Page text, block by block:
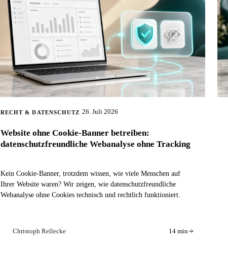
RECHT & DATENSCHUTZ 26. Juli 2026
Website ohne Cookie-Banner betreiben:
datenschutzfreundliche Webanalyse ohne Tracking
Kein Cookie-Banner, trotzdem wissen, wie viele Menschen auf
Ihrer Website waren? Wir zeigen, wie datenschutzfreundliche
Webanalyse ohne Cookies technisch und rechtlich funktioniert.
Christoph Rellecke 14 min